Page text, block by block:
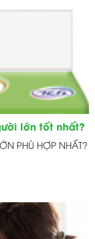
lớn tốt nhất?
PHÙ HỢP NHẤT?